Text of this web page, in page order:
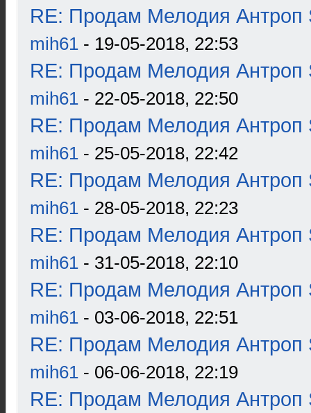
RE: Продам Мелодия Антроп
mih61 - 19-05-2018, 22:53
RE: Продам Мелодия Антроп
mih61 - 22-05-2018, 22:50
RE: Продам Мелодия Антроп
mih61 - 25-05-2018, 22:42
RE: Продам Мелодия Антроп
mih61 - 28-05-2018, 22:23
RE: Продам Мелодия Антроп
mih61 - 31-05-2018, 22:10
RE: Продам Мелодия Антроп
mih61 - 03-06-2018, 22:51
RE: Продам Мелодия Антроп
mih61 - 06-06-2018, 22:19
RE: Продам Мелодия Антроп